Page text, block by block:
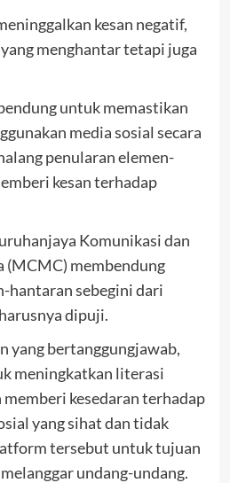
kesan negatif,
menghantar tetapi juga
untuk memastikan
media sosial secara
penularan elemen-
kesan terhadap
Komunikasi dan
membendung
hantaran sebegini dari
dipuji.
yang bertanggungjawab,
meningkatkan literasi
kesedaran terhadap
yang sihat dan tidak
tersebut untuk tujuan
undang-undang.